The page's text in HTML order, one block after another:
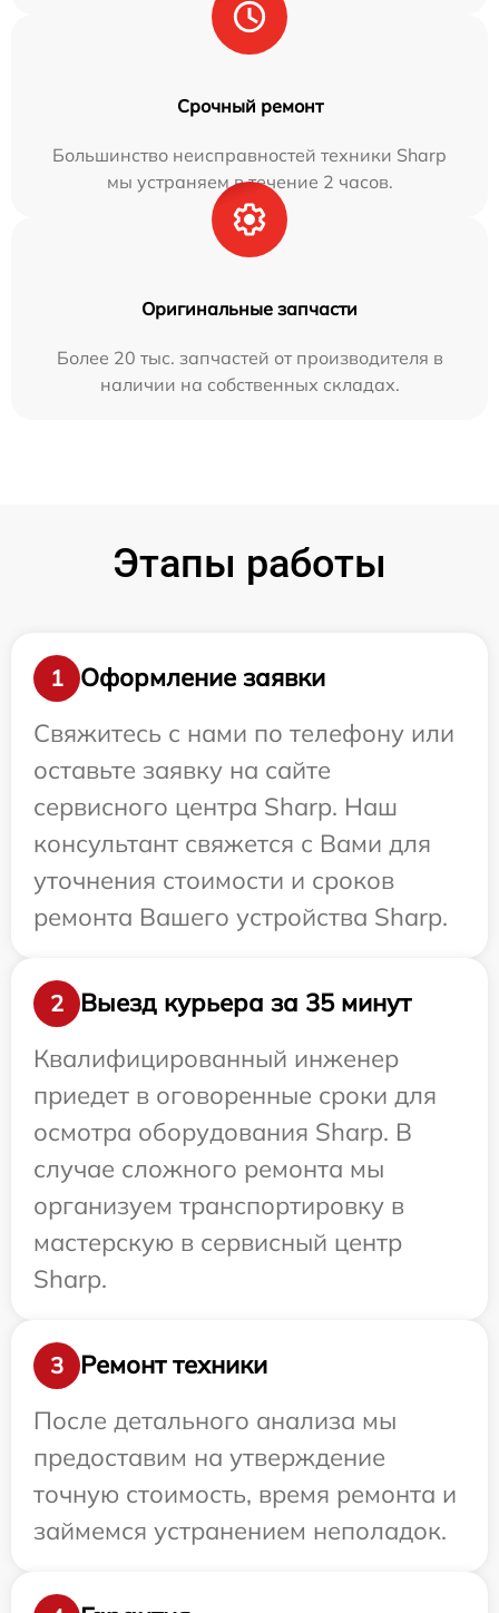
Срочный ремонт
Большинство неисправностей техники Sharp
мы устраняем в течение 2 часов.
Оригинальные запчасти
Более 20 тыс. запчастей от производителя в
наличии на собственных складах.
Этапы работы
1
Оформление заявки
Свяжитесь с нами по телефону или
оставьте заявку на сайте
сервисного центра Sharp. Наш
консультант свяжется с Вами для
уточнения стоимости и сроков
ремонта Вашего устройства Sharp.
2
Выезд курьера за 35 минут
Квалифицированный инженер
приедет в оговоренные сроки для
осмотра оборудования Sharp. В
случае сложного ремонта мы
организуем транспортировку в
мастерскую в сервисный центр
Sharp.
3
Ремонт техники
После детального анализа мы
предоставим на утверждение
точную стоимость, время ремонта и
займемся устранением неполадок.